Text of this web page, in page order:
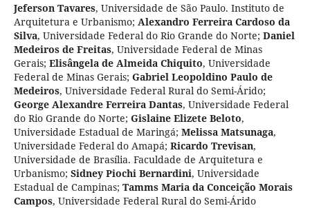
Jeferson Tavares, Universidade de São Paulo. Instituto de
Arquitetura e Urbanismo; Alexandro Ferreira Cardoso da
Silva, Universidade Federal do Rio Grande do Norte; Daniel
Medeiros de Freitas, Universidade Federal de Minas
Gerais; Elisângela de Almeida Chiquito, Universidade
Federal de Minas Gerais; Gabriel Leopoldino Paulo de
Medeiros, Universidade Federal Rural do Semi-Árido;
George Alexandre Ferreira Dantas, Universidade Federal
do Rio Grande do Norte; Gislaine Elizete Beloto,
Universidade Estadual de Maringá; Melissa Matsunaga,
Universidade Federal do Amapá; Ricardo Trevisan,
Universidade de Brasília. Faculdade de Arquitetura e
Urbanismo; Sidney Piochi Bernardini, Universidade
Estadual de Campinas; Tamms Maria da Conceição Morais
Campos, Universidade Federal Rural do Semi-Árido